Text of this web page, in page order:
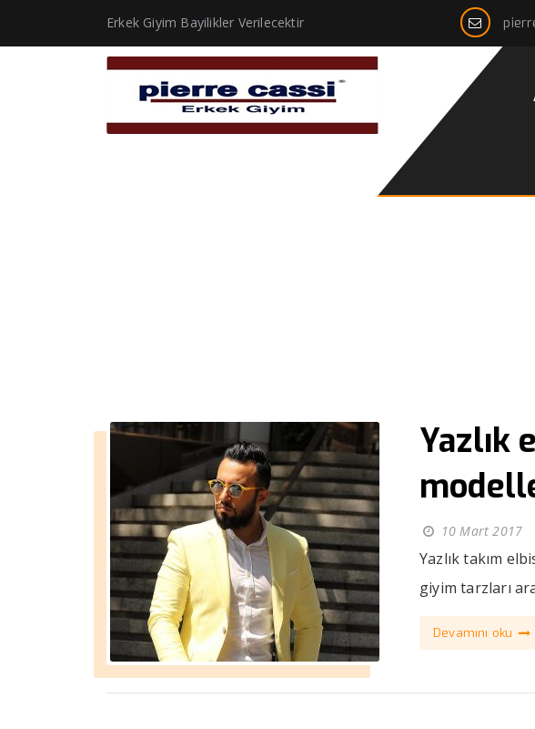
Erkek Giyim Bayilikler Verilecektir
Yazlık
10 Mart 2017
Yazlık takım
giyim tarzları
Devamını oku